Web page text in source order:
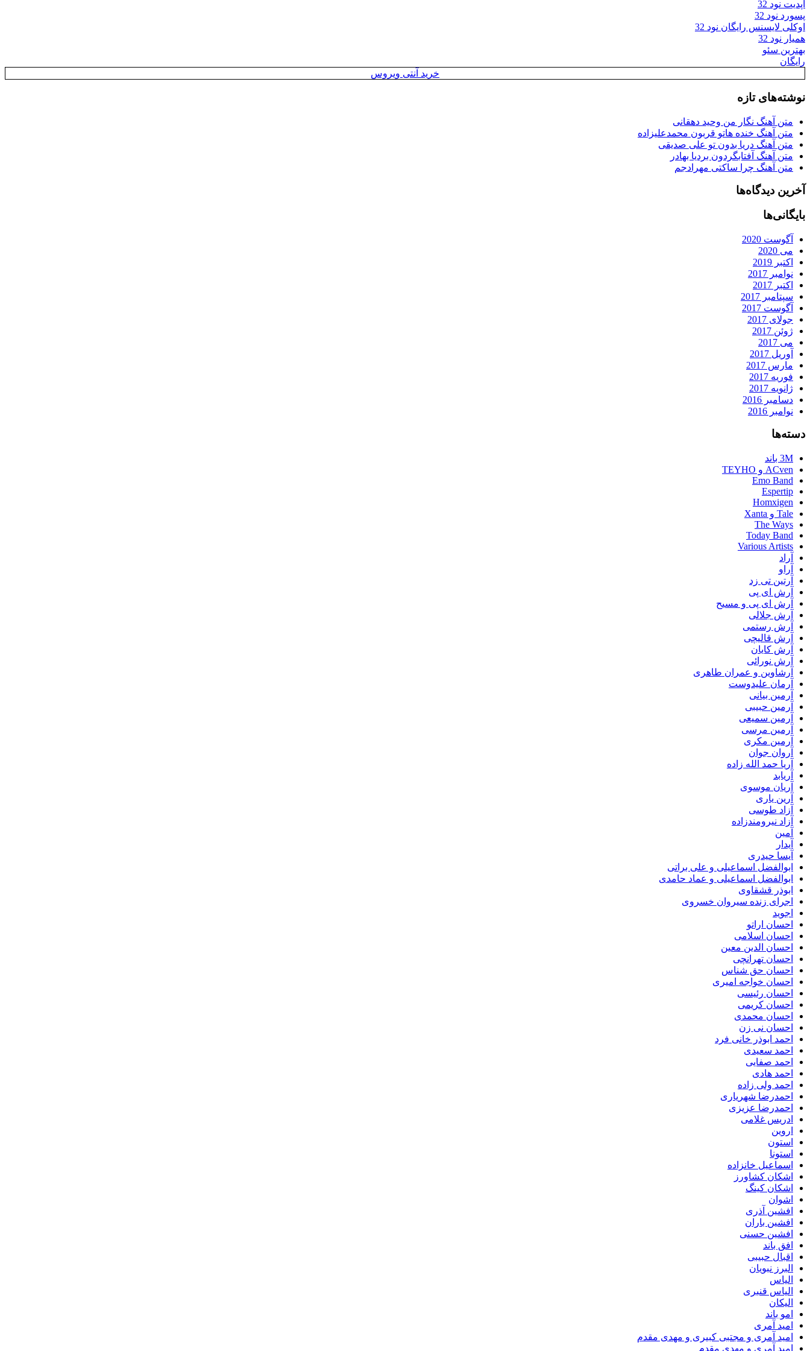
آپدیت نود 32
پسورد نود 32
اوکلی لایسنس رایگان نود 32
همیار نود 32
بهترین سئو
رایگان
خرید آنتی ویروس
نوشته‌های تازه
متن آهنگ نگار من وحید دهقانی
متن آهنگ خنده هاتو قربون محمدعلیزاده
متن آهنگ دریا بدون تو علی صدیقی
متن آهنگ آفتابگردون بردیا بهادر
متن آهنگ چرا ساکتی مهرادجم
آخرین دیدگاه‌ها
بایگانی‌ها
آگوست 2020
می 2020
اکتبر 2019
نوامبر 2017
اکتبر 2017
سپتامبر 2017
آگوست 2017
جولای 2017
ژوئن 2017
می 2017
آوریل 2017
مارس 2017
فوریه 2017
ژانویه 2017
دسامبر 2016
نوامبر 2016
دسته‌ها
3M باند
ACven و TEYHO
Emo Band
Espertip
Homxigen
Tale و Xanta
The Ways
Today Band
Various Artists
آراد
آراو
آرتین تی زد
آرش ای پی
آرش ای پی و مسیح
آرش جلالی
آرش رستمی
آرش قالیچی
آرش کایان
آرش نورائی
آرشاوین و عمران طاهری
آرمان علیدوست
آرمین بیانی
آرمین حبیبی
آرمین سمیعی
آرمین مرسی
آرمین مکری
آروان جوان
آریا حمد الله زاده
آریابد
آریان موسوی
آرین یاری
آزاد طوسی
آزاد نیرومندزاده
آمین
آیدار
آیسا حیدری
ابوالفضل اسماعیلی و علی براتی
ابوالفضل اسماعیلی و عماد حامدی
ابوذر قشقاوی
اجرای زنده سیروان خسروی
اجوید
احسان اراتو
احسان اسلامی
احسان الدین معین
احسان تهرانچی
احسان حق شناس
احسان خواجه امیری
احسان رئیسی
احسان کریمی
احسان محمدی
احسان نی زن
احمد ابوذر خانی فرد
احمد سعیدی
احمد صفایی
احمد هادی
احمد ولی زاده
احمدرضا شهریاری
احمدرضا عزیزی
ادریس غلامی
اروین
استون
استونا
اسماعیل خانزاده
اشکان کشاورز
اشکان کینگ
اشوان
افشین آذری
افشین باران
افشین حسنی
افق باند
اقبال حبیبی
البرز نبویان
الیاس
الیاس قنبرى
الیکان
امو باند
امید آمری
امید آمری و مجتبی کبیری و مهدى مقدم
امید آمری و مهدی مقدم